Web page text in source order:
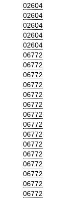
02604
02604
02604
02604
02604
06772
06772
06772
06772
06772
06772
06772
06772
06772
06772
06772
06772
06772
06772
06772